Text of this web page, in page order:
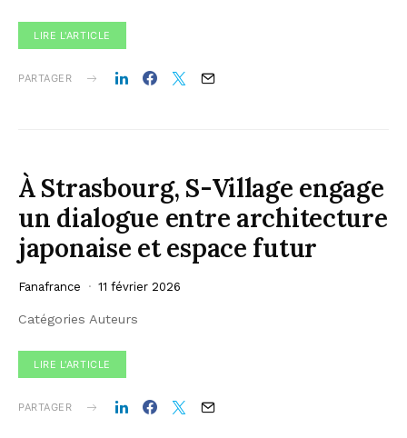
LIRE L'ARTICLE
PARTAGER
À Strasbourg, S-Village engage
un dialogue entre architecture
japonaise et espace futur
Fanafrance 11 février 2026
Catégories Auteurs
LIRE L'ARTICLE
PARTAGER